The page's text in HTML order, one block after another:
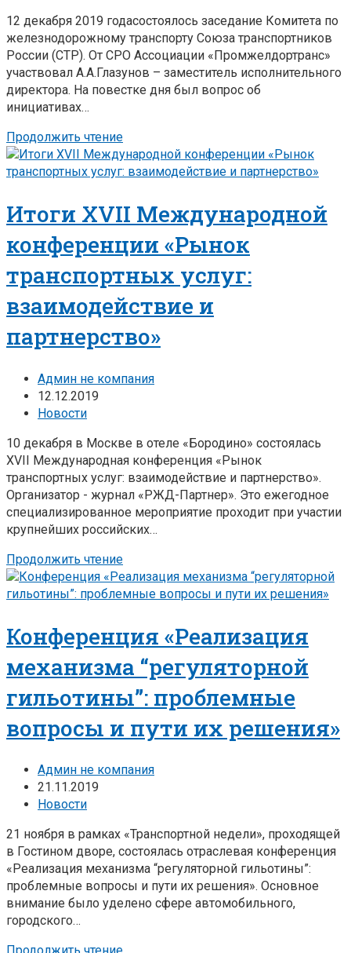
12 декабря 2019 годасостоялось заседание Комитета по
железнодорожному транспорту Союза транспортников
России (СТР). От СРО Ассоциации «Промжелдортранс»
участвовал А.А.Глазунов – заместитель исполнительного
директора. На повестке дня был вопрос об
инициативах…
Продолжить чтение
Итоги XVII Международной
конференции «Рынок
транспортных услуг:
взаимодействие и
партнерство»
Админ не компания
12.12.2019
Новости
10 декабря в Москве в отеле «Бородино» состоялась
XVII Международная конференция «Рынок
транспортных услуг: взаимодействие и партнерство».
Организатор - журнал «РЖД-Партнер». Это ежегодное
специализированное мероприятие проходит при участии
крупнейших российских…
Продолжить чтение
Конференция «Реализация
механизма “регуляторной
гильотины”: проблемные
вопросы и пути их решения»
Админ не компания
21.11.2019
Новости
21 ноября в рамках «Транспортной недели», проходящей
в Гостином дворе, состоялась отраслевая конференция
«Реализация механизма “регуляторной гильотины”:
проблемные вопросы и пути их решения». Основное
внимание было уделено сфере автомобильного,
городского…